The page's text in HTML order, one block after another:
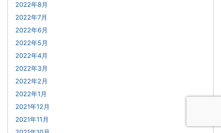
2022年8月
2022年7月
2022年6月
2022年5月
2022年4月
2022年3月
2022年2月
2022年1月
2021年12月
2021年11月